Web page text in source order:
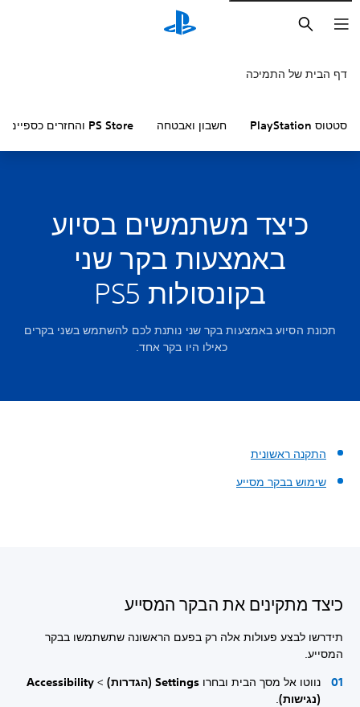
חיפוש
דף הבית של התמיכה
סטטוס PlayStation חשבון ואבטחה PS Store והחזרים כספיים
כיצד משתמשים בסיוע
באמצעות בקר שני
בקונסולות PS5
תכונת הסיוע באמצעות בקר שני נותנת לכם להשתמש בשני בקרים
כאילו היו בקר אחד.
התקנה ראשונית
שימוש בבקר מסייע
כיצד מתקינים את הבקר המסייע
תידרשו לבצע פעולות אלה רק בפעם הראשונה שתשתמשו בבקר
המסייע.
נווטו אל מסך הבית ובחרוSettings (הגדרות) >
Accessibility
(נגישות).